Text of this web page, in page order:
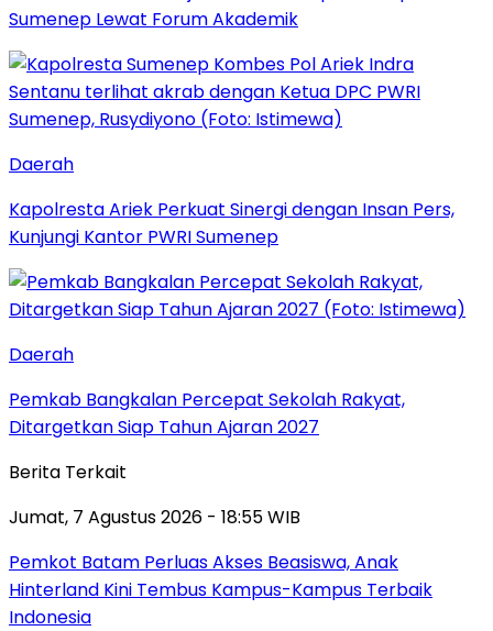
Sumenep Lewat Forum Akademik
Daerah
Kapolresta Ariek Perkuat Sinergi dengan Insan Pers,
Kunjungi Kantor PWRI Sumenep
Daerah
Pemkab Bangkalan Percepat Sekolah Rakyat,
Ditargetkan Siap Tahun Ajaran 2027
Berita Terkait
Jumat, 7 Agustus 2026 - 18:55 WIB
Pemkot Batam Perluas Akses Beasiswa, Anak
Hinterland Kini Tembus Kampus-Kampus Terbaik
Indonesia